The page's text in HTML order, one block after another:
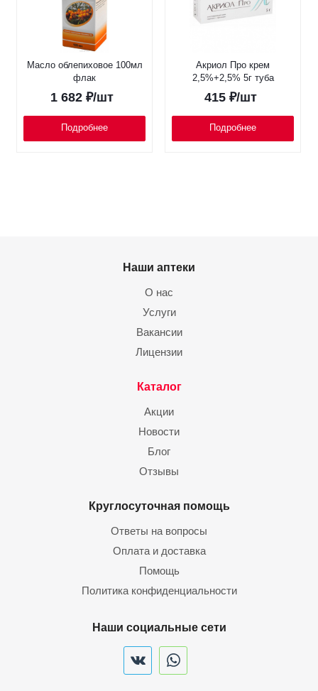
Масло облепиховое 100мл
флак
1 682 ₽/шт
Подробнее
Акриол Про крем
2,5%+2,5% 5г туба
415₽/шт
Подробнее
Наши аптеки
О нас
Услуги
Вакансии
Лицензии
Каталог
Акции
Новости
Блог
Отзывы
Круглосуточная помощь
Ответы на вопросы
Оплата и доставка
Помощь
Политика конфиденциальности
Наши социальные сети